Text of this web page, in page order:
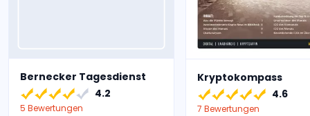
Bernecker Tagesdienst
4.2
5 Bewertungen
Kryptokompass
4.6
7 Bewertungen